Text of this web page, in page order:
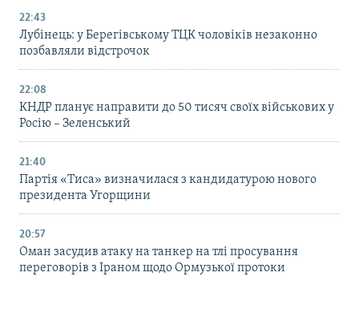
22:43
Лубінець: у Берегівському ТЦК чоловіків незаконно
позбавляли відстрочок
22:08
КНДР планує направити до 50 тисяч своїх військових у
Росію – Зеленський
21:40
Партія «Тиса» визначилася з кандидатурою нового
президента Угорщини
20:57
Оман засудив атаку на танкер на тлі просування
переговорів з Іраном щодо Ормузької протоки